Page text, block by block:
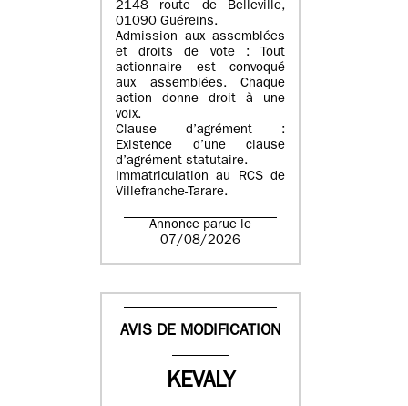
2148 route de Belleville,
01090 Guéreins.
Admission aux assemblées
et droits de vote : Tout
actionnaire est convoqué
aux assemblées. Chaque
action donne droit à une
voix.
Clause d’agrément :
Existence d’une clause
d’agrément statutaire.
Immatriculation au RCS de
Villefranche-Tarare.
Annonce parue le
07/08/2026
AVIS DE MODIFICATION
KEVALY